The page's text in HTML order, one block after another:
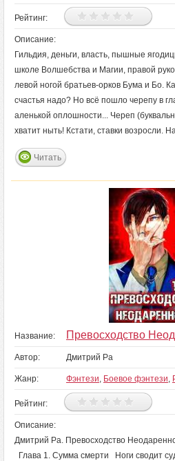
Рейтинг:
Описание:
Гильдия, деньги, власть, пышные
школе Волшебства и Магии, правой
левой ногой братьев-орков Бума и Бо.
счастья надо? Но всё пошло черепу в
аленькой оплошности... Череп
хватит ныть! Кстати, ставки возросли.
Читать
Название: Превосходство
Автор: Дмитрий Ра
Жанр: Фэнтези, Боевое фэнтези,
Рейтинг:
Описание:
Дмитрий Ра. Превосходство
Глава 1. Сумма смерти Ноги сводит